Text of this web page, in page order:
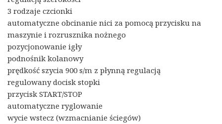
3 rodzaje czcionki
automatyczne obcinanie nici za pomocą przycisku na
maszynie i rozrusznika nożnego
pozycjonowanie igły
podnośnik kolanowy
prędkość szycia 900 s/m z płynną regulacją
regulowany docisk stopki
przycisk START/STOP
automatyczne ryglowanie
wycie wstecz (wzmacnianie ściegów)